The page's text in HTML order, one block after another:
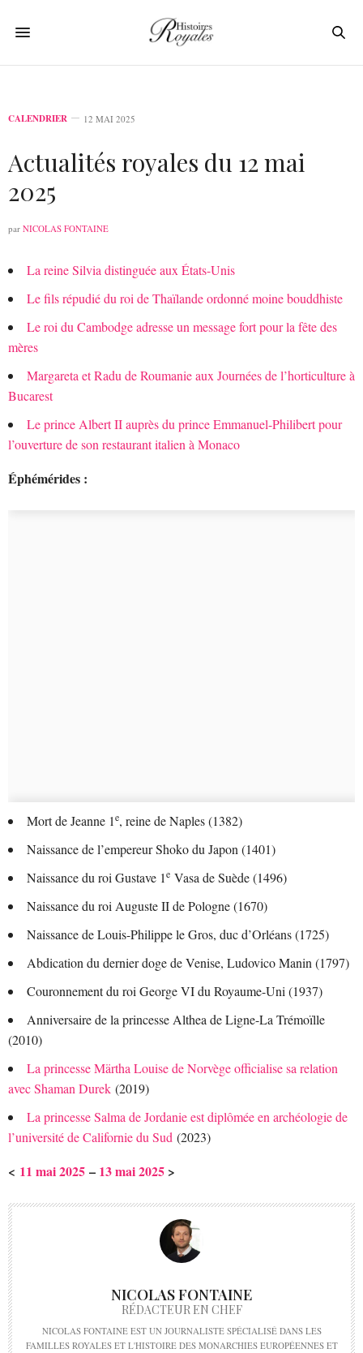
CALENDRIER 12 MAI 2025
Actualités royales du 12 mai
2025
par NICOLAS FONTAINE
La reine Silvia distinguée aux États-Unis
Le fils répudié du roi de Thaïlande ordonné moine bouddhiste
Le roi du Cambodge adresse un message fort pour la fête des
mères
Margareta et Radu de Roumanie aux Journées de l’horticulture à
Bucarest
Le prince Albert II auprès du prince Emmanuel-Philibert pour
l’ouverture de son restaurant italien à Monaco
Éphémérides :
Mort de Jeanne 1e, reine de Naples (1382)
Naissance de l’empereur Shoko du Japon (1401)
Naissance du roi Gustave 1e Vasa de Suède (1496)
Naissance du roi Auguste II de Pologne (1670)
Naissance de Louis-Philippe le Gros, duc d’Orléans (1725)
Abdication du dernier doge de Venise, Ludovico Manin (1797)
Couronnement du roi George VI du Royaume-Uni (1937)
Anniversaire de la princesse Althea de Ligne-La Trémoïlle
(2010)
La princesse Märtha Louise de Norvège officialise sa relation
avec Shaman Durek (2019)
La princesse Salma de Jordanie est diplômée en archéologie de
l’université de Californie du Sud (2023)
< 11 mai 2025 – 13 mai 2025 >
NICOLAS FONTAINE
RÉDACTEUR EN CHEF
NICOLAS FONTAINE EST UN JOURNALISTE SPÉCIALISÉ DANS LES
FAMILLES ROYALES ET L'HISTOIRE DES MONARCHIES EUROPÉENNES ET